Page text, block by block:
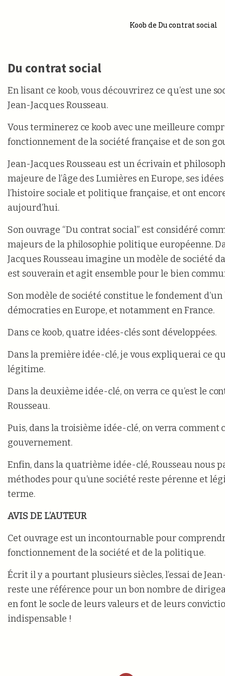
Koob de Du contrat social
Du contrat social
En lisant ce koob, vous découvrirez ce qu’est une
Jean-Jacques Rousseau.
Vous terminerez ce koob avec une meilleure
fonctionnement de la société française et de son
Jean-Jacques Rousseau est un écrivain et
majeure de l’âge des Lumières en Europe, ses
l’histoire sociale et politique française, et ont
aujourd’hui.
Son ouvrage “Du contrat social” est considéré
majeurs de la philosophie politique européenne.
Jacques Rousseau imagine un modèle de société
est souverain et agit ensemble pour le bien
Son modèle de société constitue le fondement
démocraties en Europe, et notamment en France.
Dans ce koob, quatre idées-clés sont développées.
Dans la première idée-clé, je vous expliquerai ce
légitime.
Dans la deuxième idée-clé, on verra ce qu’est le
Rousseau.
Puis, dans la troisième idée-clé, on verra comment
gouvernement.
Enfin, dans la quatrième idée-clé, Rousseau nous
méthodes pour qu’une société reste pérenne et
terme.
AVIS DE L’AUTEUR
Cet ouvrage est un incontournable pour
fonctionnement de la société et de la politique.
Écrit il y a pourtant plusieurs siècles, l’essai de
reste une référence pour un bon nombre de
en font le socle de leurs valeurs et de leurs
indispensable !